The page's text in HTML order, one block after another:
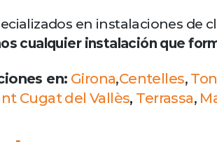
en instalaciones
cualquier instalación que
en: Girona,Centelles,
Cugat del Vallès, Terrassa,